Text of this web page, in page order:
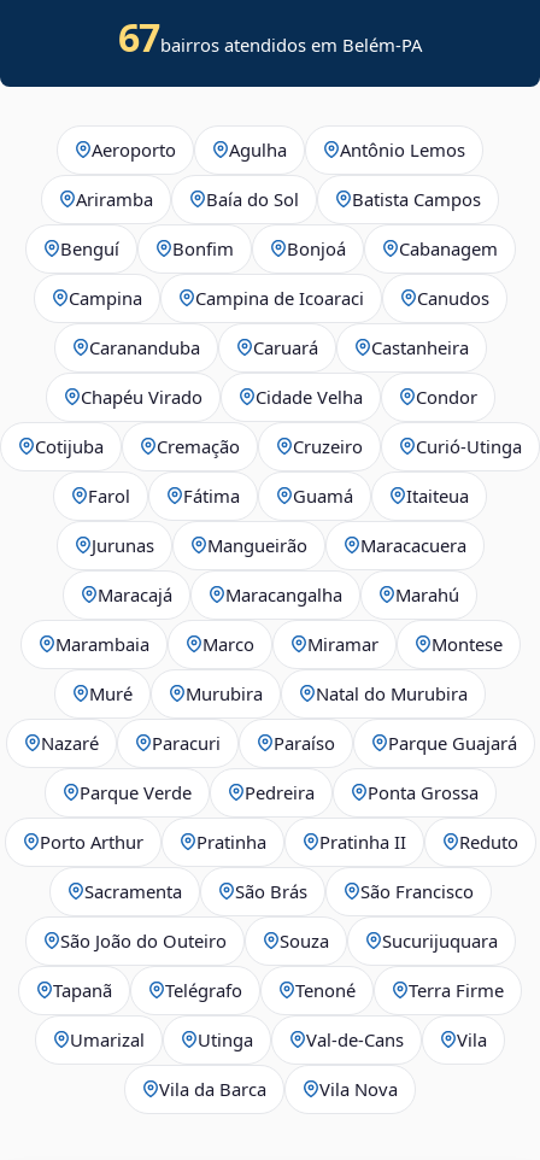
67bairros atendidos em Belém-PA
Aeroporto Agulha Antônio Lemos
Ariramba Baía do Sol Batista Campos
Benguí Bonfim Bonjoá Cabanagem
Campina Campina de Icoaraci Canudos
Carananduba Caruará Castanheira
Chapéu Virado Cidade Velha Condor
Cotijuba Cremação Cruzeiro Curió-Utinga
Farol Fátima Guamá Itaiteua
Jurunas Mangueirão Maracacuera
Maracajá Maracangalha Marahú
Marambaia Marco Miramar Montese
Muré Murubira Natal do Murubira
Nazaré Paracuri Paraíso Parque Guajará
Parque Verde Pedreira Ponta Grossa
Porto Arthur Pratinha Pratinha II Reduto
Sacramenta São Brás São Francisco
São João do Outeiro Souza Sucurijuquara
Tapanã Telégrafo Tenoné Terra Firme
Umarizal Utinga Val-de-Cans Vila
Vila da Barca Vila Nova